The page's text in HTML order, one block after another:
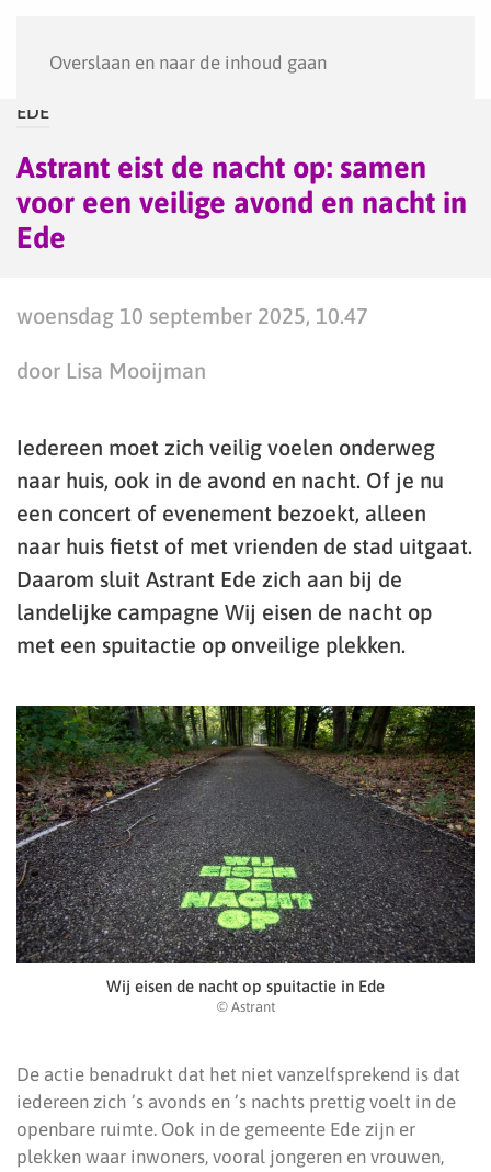
Overslaan en naar de inhoud gaan
EDE
Astrant eist de nacht op: samen
voor een veilige avond en nacht in
Ede
woensdag 10 september 2025, 10.47
door Lisa Mooijman
Iedereen moet zich veilig voelen onderweg
naar huis, ook in de avond en nacht. Of je nu
een concert of evenement bezoekt, alleen
naar huis fietst of met vrienden de stad uitgaat.
Daarom sluit Astrant Ede zich aan bij de
landelijke campagne Wij eisen de nacht op
met een spuitactie op onveilige plekken.
Wij eisen de nacht op spuitactie in Ede
© Astrant
De actie benadrukt dat het niet vanzelfsprekend is dat
iedereen zich ’s avonds en ’s nachts prettig voelt in de
openbare ruimte. Ook in de gemeente Ede zijn er
plekken waar inwoners, vooral jongeren en vrouwen,